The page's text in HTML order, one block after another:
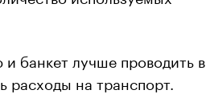
банкет лучше проводить в
на транспорт.